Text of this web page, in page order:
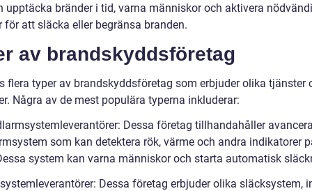
upptäcka bränder i tid, varna människor och aktivera
för att släcka eller begränsa branden.
av brandskyddsföretag
flera typer av brandskyddsföretag som erbjuder olika tjänster
Några av de mest populära typerna inkluderar:
Dessa företag tillhandahåller
som kan detektera rök, värme och andra indikatorer
system kan varna människor och starta automatisk
Dessa företag erbjuder olika släcksystem,